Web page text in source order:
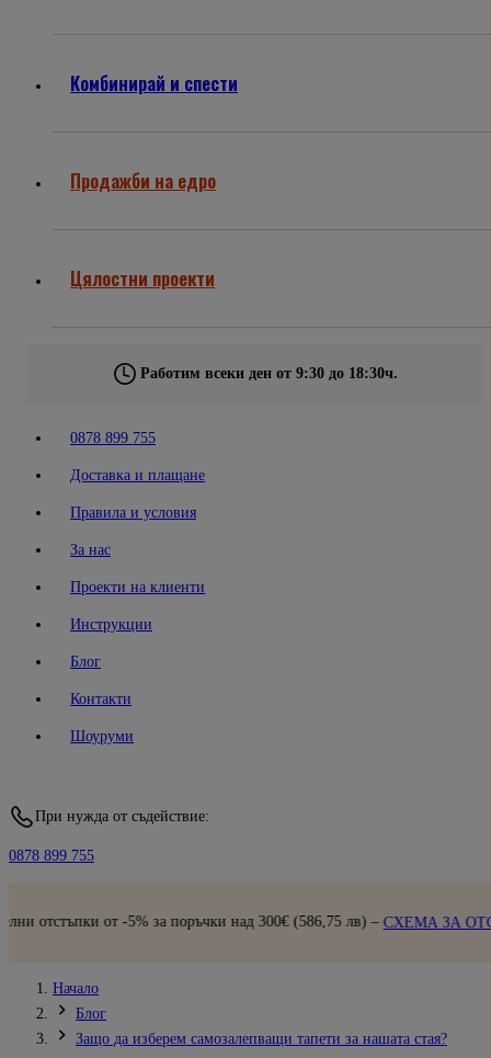
Комбинирай и спести
Продажби на едро
Цялостни проекти
Работим всеки ден от 9:30 до 18:30ч.
0878 899 755
Доставка и плащане
Правила и условия
За нас
Проекти на клиенти
Инструкции
Блог
Контакти
Шоуруми
При нужда от съдействие:
0878 899 755
от -5% за поръчки над 300€ (586,75 лв) –СХЕМА ЗА
Начало
Блог
Защо да изберем самозалепващи тапети за нашата стая?